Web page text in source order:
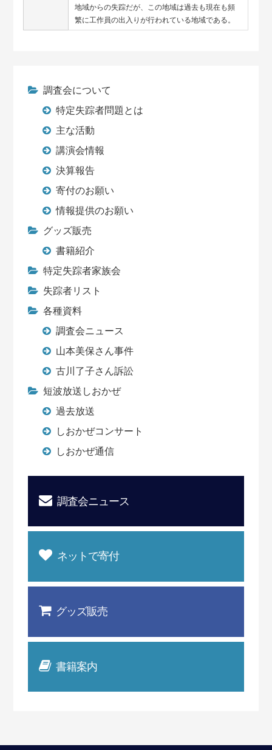
地域からの失踪だが、この地域は過去も現在も頻
繁に工作員の出入りが行われている地域である。
調査会について
特定失踪者問題とは
主な活動
講演会情報
決算報告
寄付のお願い
情報提供のお願い
グッズ販売
書籍紹介
特定失踪者家族会
失踪者リスト
各種資料
調査会ニュース
山本美保さん事件
古川了子さん訴訟
短波放送しおかぜ
過去放送
しおかぜコンサート
しおかぜ通信
調査会ニュース
ネットで寄付
グッズ販売
書籍案内